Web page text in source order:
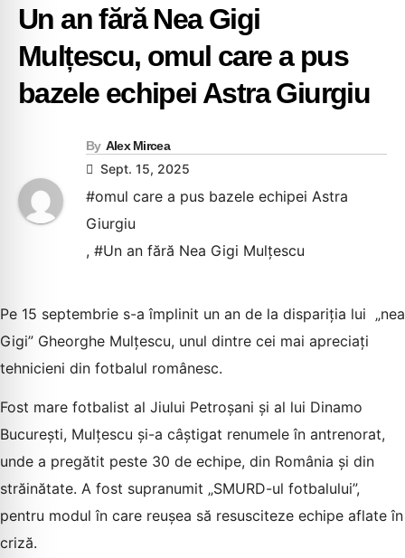
Un an fără Nea Gigi
Mulțescu, omul care a pus
bazele echipei Astra Giurgiu
By Alex Mircea
Sept. 15, 2025
#omul care a pus bazele echipei Astra
Giurgiu
, #Un an fără Nea Gigi Mulțescu
Pe 15 septembrie s-a împlinit un an de la dispariția lui „nea
Gigi” Gheorghe Mulțescu, unul dintre cei mai apreciați
tehnicieni din fotbalul românesc.
Fost mare fotbalist al Jiului Petroșani și al lui Dinamo
București, Mulțescu și-a câștigat renumele în antrenorat,
unde a pregătit peste 30 de echipe, din România și din
străinătate. A fost supranumit „SMURD-ul fotbalului”,
pentru modul în care reușea să resusciteze echipe aflate în
criză.